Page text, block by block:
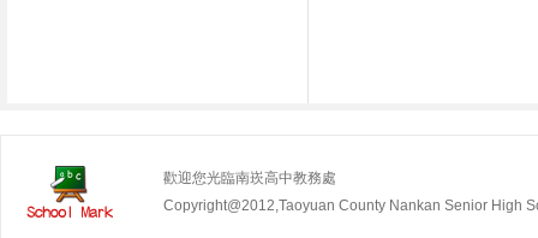
歡迎您光臨南崁高中教務處
Copyright@2012,Taoyuan County Nankan Senior High